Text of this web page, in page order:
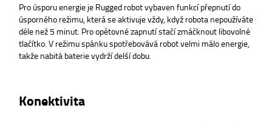
Pro úsporu energie je Rugged robot vybaven funkcí přepnutí do
úsporného režimu, která se aktivuje vždy, když robota nepoužíváte
déle než 5 minut. Pro opětovné zapnutí stačí zmáčknout libovolné
tlačítko. V režimu spánku spotřebovává robot velmi málo energie,
takže nabitá baterie vydrží delší dobu.
Konektivita